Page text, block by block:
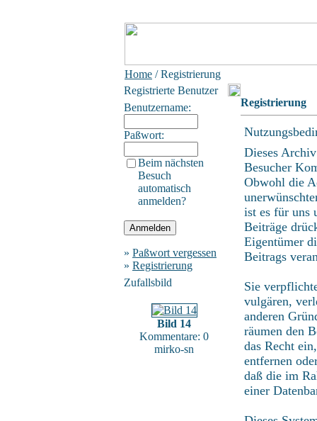
Home / Registrierung
Registrierte Benutzer
Benutzername:
Paßwort:
Beim nächsten
Besuch
automatisch
anmelden?
» Paßwort vergessen
» Registrierung
Zufallsbild
Bild 14
Kommentare: 0
mirko-sn
Registrierung
Dieses
Besucher
Obwohl die
ist es für uns
Beiträge
Eigentümer
Beitrags
Sie
vulgären,
anderen
räumen den
das Recht
entfernen
daß die im
einer